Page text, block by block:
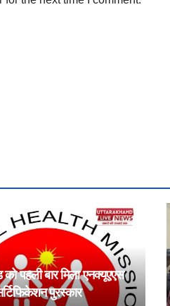
को पहली बार मिला एनक्यूएएस
पुरस्कार